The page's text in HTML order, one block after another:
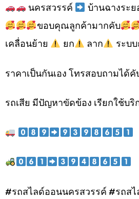
นครสวรรค์
บ้านฉางระย
ขอบคุณลูกค้ามากคับ
เคลื่อนย้าย
ยก ลาก ระบ
ราคาเป็นกันเอง โทรสอบถามได้คั
รถเสีย มีปัญหาขัดข้อง เรียกใช้บริ
#รถสไลด์ออนนครสวรรค์ #รถส